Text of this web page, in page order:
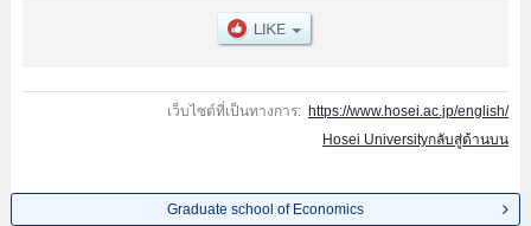
being StudiesหรือGraduate School of Computer and Information
SciencesหรือInstitute of International Japanese StudiesหรือLaw
DevelopmentหรือPublic Policy and Social GovernanceหรือCareer
StudiesหรือGraduate School of Sports and Health StudiesหรือInstitute of
Integrated Science and TechnologyหรือInstitute for Solidarity-based Society
ทางเป็นต้นไว้ด้วยดังนั้นขอเชิญใช้บริการค้นหาข้อมูลตามอัธยาศัย
เว็บไซต์ที่เป็นทางการ: https://www.hosei.ac.jp/english/
Hosei Universityกลับสู่ด้านบน
Graduate school of Economics